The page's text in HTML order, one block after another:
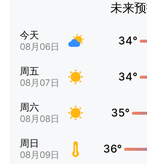
未来
今天
08月06日 34°
周五
08月07日 34°
周六
08月08日 35°
周日
08月09日 36°